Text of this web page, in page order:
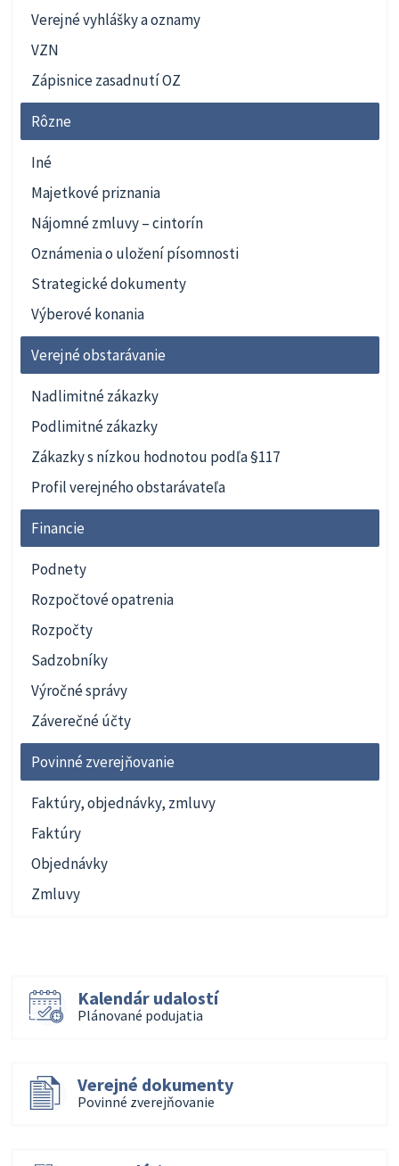
Verejné vyhlášky a oznamy
VZN
Zápisnice zasadnutí OZ
Rôzne
Iné
Majetkové priznania
Nájomné zmluvy – cintorín
Oznámenia o uložení písomnosti
Strategické dokumenty
Výberové konania
Verejné obstarávanie
Nadlimitné zákazky
Podlimitné zákazky
Zákazky s nízkou hodnotou podľa §117
Profil verejného obstarávateľa
Financie
Podnety
Rozpočtové opatrenia
Rozpočty
Sadzobníky
Výročné správy
Záverečné účty
Povinné zverejňovanie
Faktúry, objednávky, zmluvy
Faktúry
Objednávky
Zmluvy
Kalendár udalostí
Plánované podujatia
Verejné dokumenty
Povinné zverejňovanie